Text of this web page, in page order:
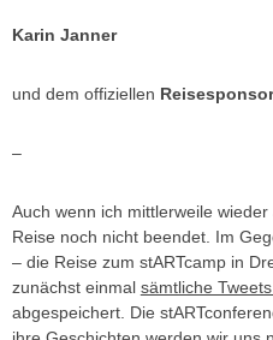
Karin Janner
und dem offiziellen
–
Auch wenn ich mittlerweile
Reise noch nicht beendet. Im
– die Reise zum stARTcamp in
zunächst einmal sämtliche
abgespeichert. Die